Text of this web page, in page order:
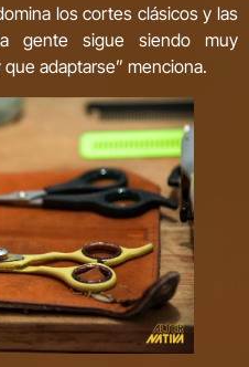
los cortes clásicos y las
gente sigue siendo muy
adaptarse” menciona.